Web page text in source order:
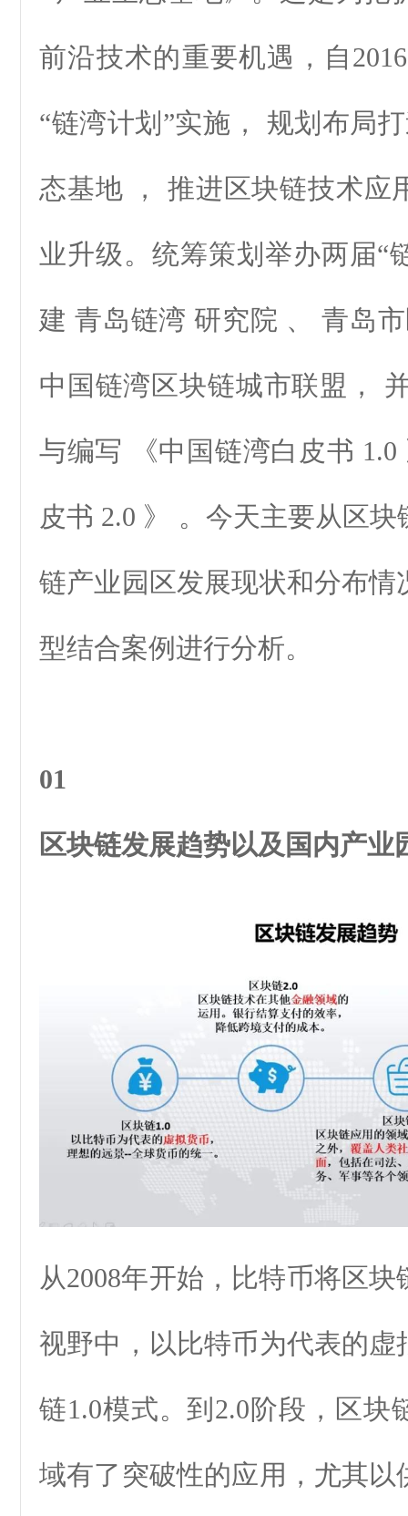
前沿技术的重要机遇，自
“链湾计划”实施， 规划布局
态基地 ， 推进区块链技术应
业升级。统筹策划举办两届“
建 青岛链湾 研究院 、 青岛
中国链湾区块链城市联盟，
与编写 《中国链湾白皮书
皮书 2.0 》 。今天主要从区
链产业园区发展现状和分布情
型结合案例进行分析。
01
区块链发展趋势以及国内产业
从2008年开始，比特币将区
视野中，以比特币为代表的虚
链1.0模式。到2.0阶段，区块
域有了突破性的应用，尤其以